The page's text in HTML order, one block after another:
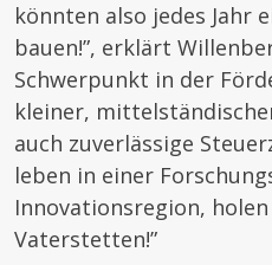
könnten also jedes Jahr
bauen!”, erklärt
Schwerpunkt in der
kleiner,
auch zuverlässige
leben in einer
Innovationsregion,
Vaterstetten!”